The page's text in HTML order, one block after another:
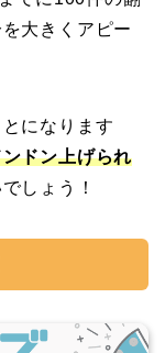
大きくアピー
になります
ドン上げられ
しょう！